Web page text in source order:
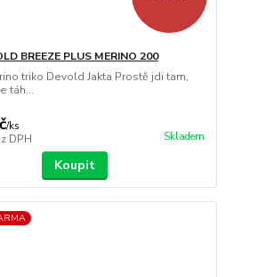
BREEZE PLUS MERINO 200
triko Devold Jakta Prostě jdi tam,
táh...
/ks
DPH Skladem
Koupit